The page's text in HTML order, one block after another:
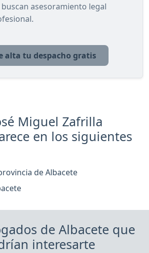
asesoramiento legal
alta tu despacho gratis
Miguel Zafrilla
en los siguientes
de Albacete
de Albacete que
interesarte